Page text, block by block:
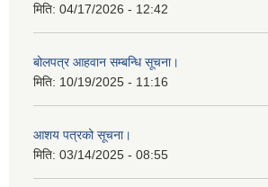
मिति: 04/17/2026 - 12:42
बोलपत्र आहवान सम्बन्धि सूचना।
मिति: 10/19/2025 - 11:16
आशय पत्रको सूचना।
मिति: 03/14/2025 - 08:55